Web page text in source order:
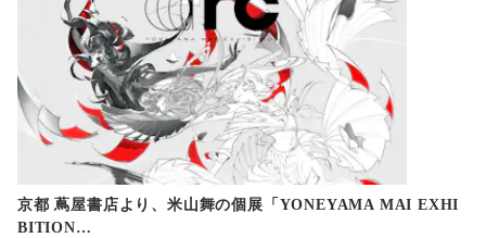
京都 蔦屋書店より、米山舞の個展「YONEYAMA MAI EXHI
BITION…